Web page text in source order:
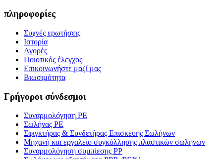
πληροφορίες
Συχνές ερωτήσεις
Ιστορία
Αγορές
Ποιοτικός έλεγχος
Επικοινωνήστε μαζί μας
Βιωσιμότητα
Γρήγοροι σύνδεσμοι
Συναρμολόγηση PE
Σωλήνας PE
Σφιγκτήρας & Συνδετήρας Επισκευής Σωλήνων
Μηχανή και εργαλείο συγκόλλησης πλαστικών σωλήνων
Συναρμολόγηση συμπίεσης PP